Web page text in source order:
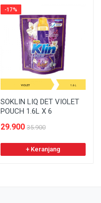
-17%
SOKLIN LIQ DET VIOLET
POUCH 1.6L X 6
29.900 35.900
+ Keranjang